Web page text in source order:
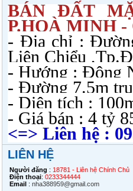
BÁN ĐẤT
P.HOÀ MINH
- Địa chỉ :
Liên Chiểu
- Hướng : Đông
- Đường 7.5m
- Diện tích :
- Giá bán : 4 tỷ
<=> Liên hệ :
LIÊN HỆ
Người đăng : 18781 - Liên hệ Chính Chủ
Điện thoại: 0233344444
Email : nha388959@gmail.com